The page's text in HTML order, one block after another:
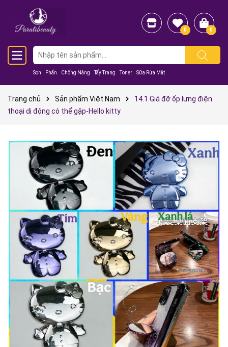
Son Phấn Chống Nắng Tẩy Trang Toner Sữa Rửa Mặt
0 0
Trang chủ Sản phẩm Việt Nam
14.1 Giá đỡ ốp lưng điện
thoại di động có thể gập-Hello kitty
Mã giảm giá:
Ngày hết hạn:
Điều kiện: